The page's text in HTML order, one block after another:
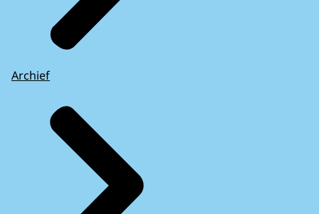
Archief